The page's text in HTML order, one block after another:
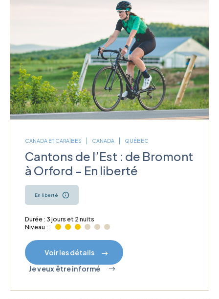
CANADA ET CARAÏBES CANADA QUÉBEC
Cantons de l’Est : de Bromont
à Orford – En liberté
En liberté
Durée : 3 jours et 2 nuits
Niveau :
Voir les détails
Je veux être informé